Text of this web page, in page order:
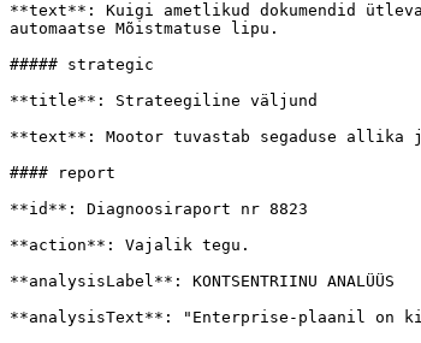
**text**: Kuigi ametlikud dokumendid
automaatse Mõistmatuse lipu.
##### strategic
**title**: Strateegiline väljund
**text**: Mootor tuvastab segaduse allika
#### report
**id**: Diagnoosiraport nr 8823
**action**: Vajalik tegu.
**analysisLabel**: KONTSENTRIINU ANALÜÜS
**analysisText**: "Enterprise-plaanil on